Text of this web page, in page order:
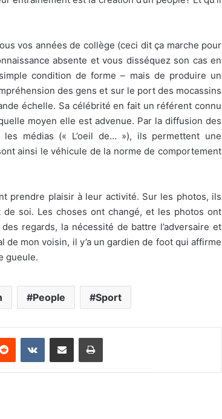
vos années de collège (ceci dit ça marche pour
absente et vous disséquez son cas en
condition de forme – mais de produire un
des gens et sur le port des mocassins
échelle. Sa célébrité en fait un référent connu
moyen elle est advenue. Par la diffusion des
médias (« L’oeil de… »), ils permettent une
ainsi le véhicule de la norme de comportement
prendre plaisir à leur activité. Sur les photos, ils
soi. Les choses ont changé, et les photos ont
regards, la nécessité de battre l’adversaire et
mon voisin, il y’a un gardien de foot qui affirme
gueule.
People Sport
Reddit VKontaktePartager par email Imprimer